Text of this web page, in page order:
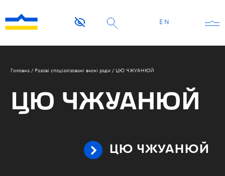
EN
Головна / Разові спеціалізовані вчені ради / ЦЮ ЧЖУАНЮЙ
ЦЮ ЧЖУАНЮЙ
ЦЮ ЧЖУАНЮЙ